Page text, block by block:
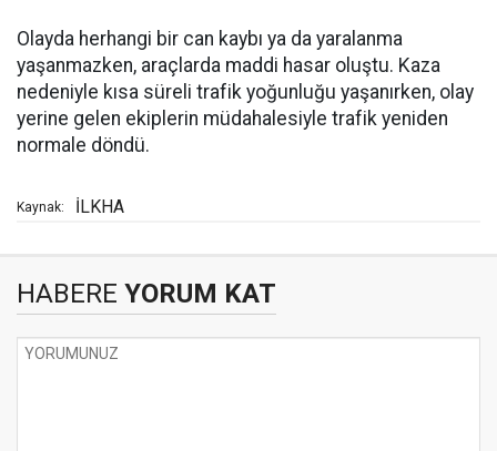
Olayda herhangi bir can kaybı ya da yaralanma
yaşanmazken, araçlarda maddi hasar oluştu. Kaza
nedeniyle kısa süreli trafik yoğunluğu yaşanırken, olay
yerine gelen ekiplerin müdahalesiyle trafik yeniden
normale döndü.
Kaynak: İLKHA
HABERE YORUM KAT